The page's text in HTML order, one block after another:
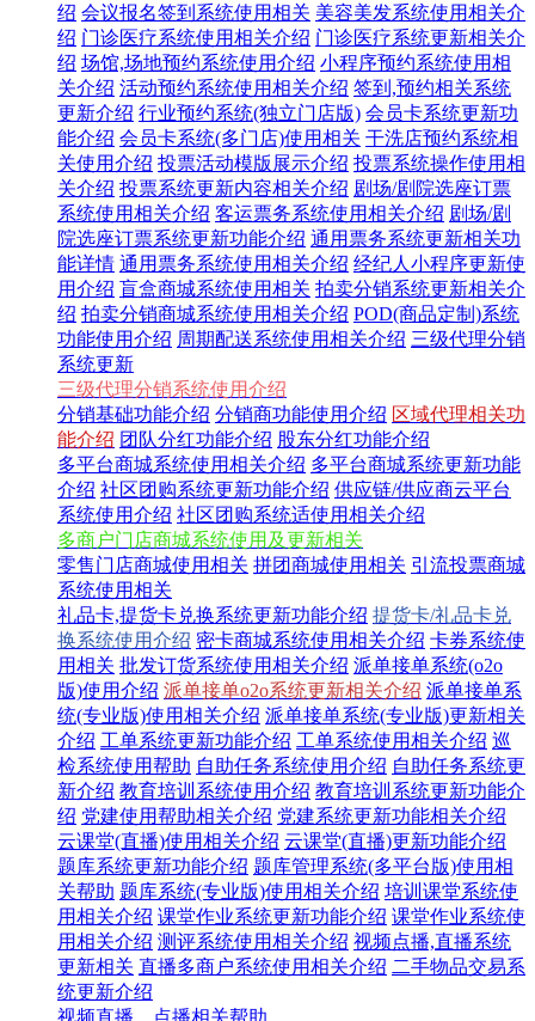
绍 会议报名签到系统使用相关 美容美发系统使用相关介
绍 门诊医疗系统使用相关介绍 门诊医疗系统更新相关介
绍 场馆,场地预约系统使用介绍 小程序预约系统使用相
关介绍 活动预约系统使用相关介绍 签到,预约相关系统
更新介绍 行业预约系统(独立门店版) 会员卡系统更新功
能介绍 会员卡系统(多门店)使用相关 干洗店预约系统相
关使用介绍 投票活动模版展示介绍 投票系统操作使用相
关介绍 投票系统更新内容相关介绍 剧场/剧院选座订票
系统使用相关介绍 客运票务系统使用相关介绍 剧场/剧
院选座订票系统更新功能介绍 通用票务系统更新相关功
能详情 通用票务系统使用相关介绍 经纪人小程序更新使
用介绍 盲盒商城系统使用相关 拍卖分销系统更新相关介
绍 拍卖分销商城系统使用相关介绍 POD(商品定制)系统
功能使用介绍 周期配送系统使用相关介绍 三级代理分销
系统更新
三级代理分销系统使用介绍
分销基础功能介绍 分销商功能使用介绍 区域代理相关功
能介绍 团队分红功能介绍 股东分红功能介绍
多平台商城系统使用相关介绍 多平台商城系统更新功能
介绍 社区团购系统更新功能介绍 供应链/供应商云平台
系统使用介绍 社区团购系统适使用相关介绍
多商户门店商城系统使用及更新相关
零售门店商城使用相关 拼团商城使用相关 引流投票商城
系统使用相关
礼品卡,提货卡兑换系统更新功能介绍 提货卡/礼品卡兑
换系统使用介绍 密卡商城系统使用相关介绍 卡券系统使
用相关 批发订货系统使用相关介绍 派单接单系统(o2o
版)使用介绍 派单接单o2o系统更新相关介绍 派单接单系
统(专业版)使用相关介绍 派单接单系统(专业版)更新相关
介绍 工单系统更新功能介绍 工单系统使用相关介绍 巡
检系统使用帮助 自助任务系统使用介绍 自助任务系统更
新介绍 教育培训系统使用介绍 教育培训系统更新功能介
绍 党建使用帮助相关介绍 党建系统更新功能相关介绍
云课堂(直播)使用相关介绍 云课堂(直播)更新功能介绍
题库系统更新功能介绍 题库管理系统(多平台版)使用相
关帮助 题库系统(专业版)使用相关介绍 培训课堂系统使
用相关介绍 课堂作业系统更新功能介绍 课堂作业系统使
用相关介绍 测评系统使用相关介绍 视频点播,直播系统
更新相关 直播多商户系统使用相关介绍 二手物品交易系
统更新介绍
视频直播、点播相关帮助